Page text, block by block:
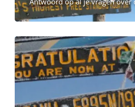
Image
Image